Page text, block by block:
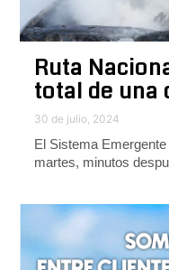
Ruta
total de una
30 de julio, 2024
El Sistema
martes, minutos